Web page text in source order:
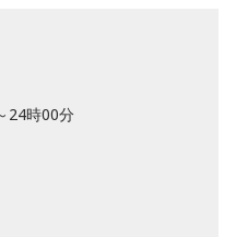
24時00分